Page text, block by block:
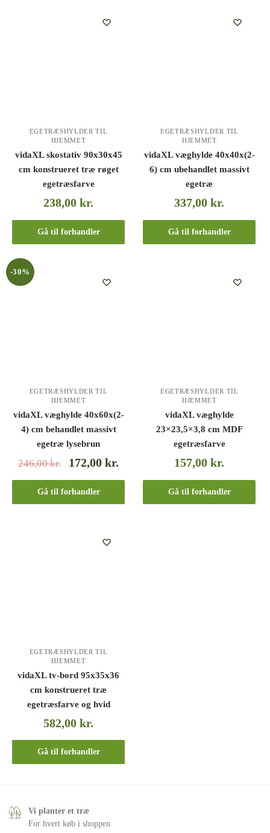
EGETRÆSHYLDER TIL
HJEMMET
vidaXL skostativ 90x30x45
cm konstrueret træ røget
egetræsfarve
238,00kr.
Gå til forhandler
EGETRÆSHYLDER TIL
HJEMMET
vidaXL væghylde 40x40x(2-
6) cm ubehandlet massivt
egetræ
337,00kr.
Gå til forhandler
-30%
EGETRÆSHYLDER TIL
HJEMMET
vidaXL væghylde 40x60x(2-
4) cm behandlet massivt
egetræ lysebrun
246,00kr. 172,00kr.
Gå til forhandler
EGETRÆSHYLDER TIL
HJEMMET
vidaXL væghylde
23×23,5×3,8 cm MDF
egetræsfarve
157,00kr.
Gå til forhandler
EGETRÆSHYLDER TIL
HJEMMET
vidaXL tv-bord 95x35x36
cm konstrueret træ
egetræsfarve og hvid
582,00kr.
Gå til forhandler
Vi planter et træ
For hvert køb i shoppen